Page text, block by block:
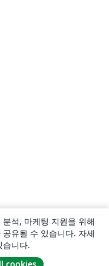
석, 마케팅 지원을 위해
유될 수 있습니다. 자세
습니다.